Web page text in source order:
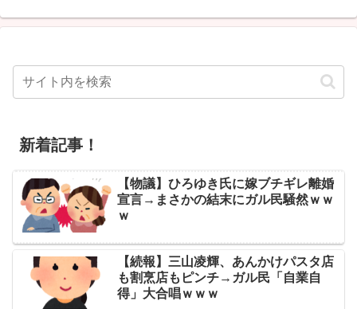
新着記事！
【物議】ひろゆき氏に嫁ブチギレ離婚
宣言→まさかの結末にガル民騒然ｗｗ
ｗ
【続報】三山凌輝、あんかけパスタ店
も割烹店もピンチ→ガル民「自業自
得」大合唱ｗｗｗ